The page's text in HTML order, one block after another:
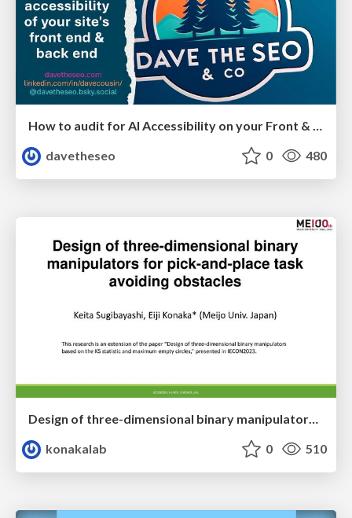
How to audit for AI Accessibility on your Front & Back End
davetheseo
0 480
konakalab
0 510